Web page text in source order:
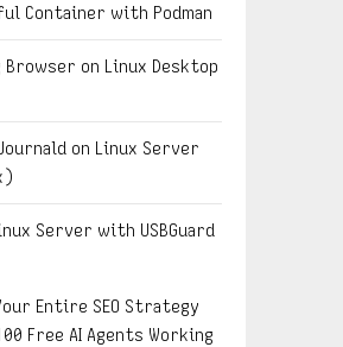
Container with Podman
Browser on Linux Desktop
on Linux Server
Server with USBGuard
Entire SEO Strategy
Free AI Agents Working